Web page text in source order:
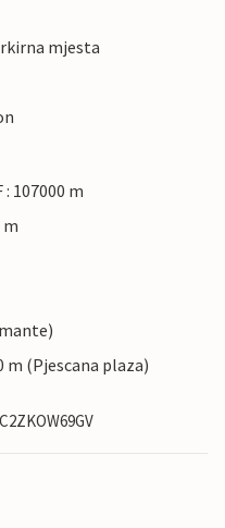
mjesta
107000 m
m
(Pjescana plaza)